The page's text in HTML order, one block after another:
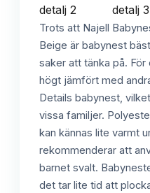
Trots att Najell
Beige är babynest
saker att tänka på.
högt jämfört med
Details babynest,
vissa familjer.
kan kännas lite varmt
rekommenderar att
barnet svalt.
det tar lite tid att